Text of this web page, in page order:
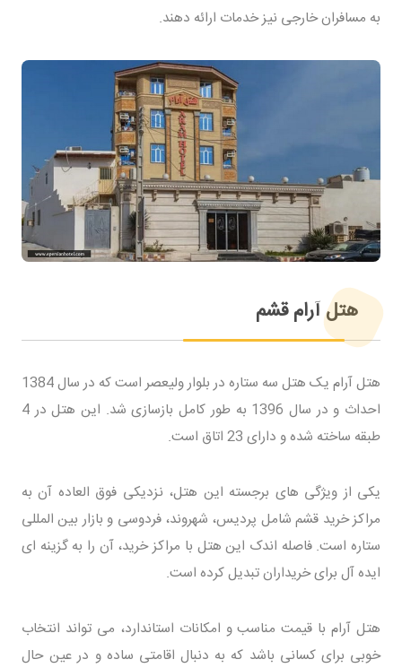
به مسافران خارجی نیز خدمات ارائه دهند.
هتل آرام قشم
هتل آرام یک هتل سه ستاره در بلوار ولیعصر است که در سال 1384
احداث و در سال 1396 به طور کامل بازسازی شد. این هتل در 4
طبقه ساخته شده و دارای 23 اتاق است.
یکی از ویژگی های برجسته این هتل، نزدیکی فوق العاده آن به
مراکز خرید قشم شامل پردیس، شهروند، فردوسی و بازار بین المللی
ستاره است. فاصله اندک این هتل با مراکز خرید، آن را به گزینه ای
ایده آل برای خریداران تبدیل کرده است.
هتل آرام با قیمت مناسب و امکانات استاندارد، می تواند انتخاب
خوبی برای کسانی باشد که به دنبال اقامتی ساده و در عین حال